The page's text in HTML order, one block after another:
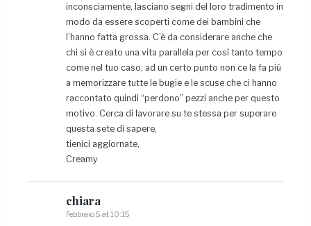
inconsciamente, lasciano segni del loro tradimento in
modo da essere scoperti come dei bambini che
l’hanno fatta grossa. C’è da considerare anche che
chi si è creato una vita parallela per così tanto tempo
come nel tuo caso, ad un certo punto non ce la fa più
a memorizzare tutte le bugie e le scuse che ci hanno
raccontato quindi “perdono” pezzi anche per questo
motivo. Cerca di lavorare su te stessa per superare
questa sete di sapere,
tienici aggiornate,
Creamy
chiara
Febbraio 5 at 10:15